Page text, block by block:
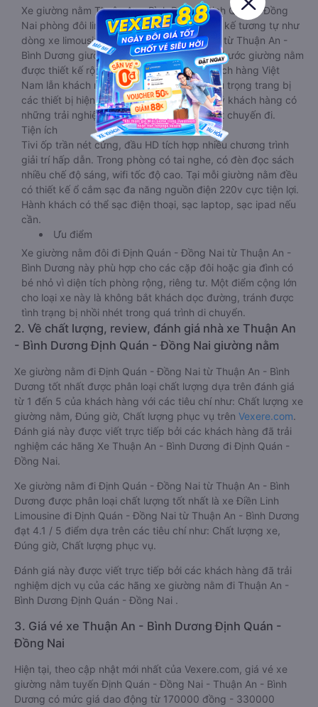
Xe giường nằm Thuận An - Bình Dương Định Quán - Đồng
Nai phòng đôi limousine là dòng xe có thiết kế tương tự như
dòng xe limousine đi Định Quán - Đồng Nai từ Thuận An -
Bình Dương giường phòng. Tuy nhiên kích thước giường nằm
được thiết kế rộng hơn, phù hợp với cả khách hàng Việt
Nam lẫn khách nước ngoài. Nhà xe vẫn chú trọng trang bị
các thiết bị hiện đại nhằm đảm bảo cho quý khách hàng có
những trải nghiệm thoải mái nhất trong suốt chuyến đi.
Tiện ích
Tivi ốp trần nét cứng, đầu HD tích hợp nhiều chương trình
giải trí hấp dẫn. Trong phòng có tai nghe, có đèn đọc sách
nhiều chế độ sáng, wifi tốc độ cao. Tại mỗi giường nằm đều
có thiết kế ổ cắm sạc đa năng nguồn điện 220v cực tiện lợi.
Hành khách có thể sạc điện thoại, sạc laptop, sạc ipad nếu
cần.
Ưu điểm
Xe giường nằm đôi đi Định Quán - Đồng Nai từ Thuận An -
Bình Dương này phù hợp cho các cặp đôi hoặc gia đình có
bé nhỏ vì diện tích phòng rộng, riêng tư. Một điểm cộng lớn
cho loại xe này là không bắt khách dọc đường, tránh được
tình trạng bị nhồi nhét trong quá trình di chuyển.
2. Về chất lượng, review, đánh giá nhà xe Thuận An
- Bình Dương Định Quán - Đồng Nai giường nằm
Xe giường nằm đi Định Quán - Đồng Nai từ Thuận An - Bình
Dương tốt nhất được phân loại chất lượng dựa trên đánh giá
từ 1 đến 5 của khách hàng với các tiêu chí như: Chất lượng xe
giường nằm, Đúng giờ, Chất lượng phục vụ trên Vexere.com.
Đánh giá này được viết trực tiếp bởi các khách hàng đã trải
nghiệm các hãng Xe Thuận An - Bình Dương đi Định Quán -
Đồng Nai.
Xe giường nằm đi Định Quán - Đồng Nai từ Thuận An - Bình
Dương được phân loại chất lượng tốt nhất là xe Điền Linh
Limousine đi Định Quán - Đồng Nai từ Thuận An - Bình Dương
đạt 4.1 / 5 điểm dựa trên các tiêu chí như: Chất lượng xe,
Đúng giờ, Chất lượng phục vụ.
Đánh giá này được viết trực tiếp bởi các khách hàng đã trải
nghiệm dịch vụ của các hãng xe giường nằm đi Thuận An -
Bình Dương Định Quán - Đồng Nai .
3. Giá vé xe Thuận An - Bình Dương Định Quán -
Đồng Nai
Hiện tại, theo cập nhật mới nhất của Vexere.com, giá vé xe
giường nằm tuyến Định Quán - Đồng Nai - Thuận An - Bình
Dương có mức giá dao động từ 170000 đồng - 330000